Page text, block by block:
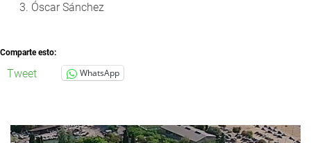
Óscar Sánchez
Comparte esto:
Tweet WhatsApp